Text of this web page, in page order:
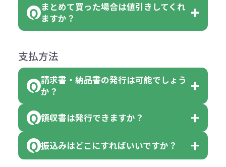
但し、ロゴなど名入れ印刷をされる
費用）
色指定できる商品に付きましては商
品詳細の購入の所で色が選べるよう
になっております。
クエアトート」を300個注文した場
クエアトート」は10個単位でしたら
色を指定出来るので、ピンクを100
個、ブルーを90個、イエローを110
【色指定の仕方】
●初期不良または不良品（破損、故
障）の場合
合
●名入れ、オリジナルの内容が異な
っていた場合
または返金にて対応させていただき
ます。
その際不良品については送料着払い
名入れありの場合の代金の計算方法
は下記の通りです。
計算例：
＜1色印刷の場合＞
（提供価格（商品代）+名入れ費用
（印刷代））×枚数+製版代
（提供価格（商品代）+名入れ費用
まとめて買った場合は値引きしてくれ
ますか？
商品によりますが、お見積もりさせ
ていただきます。
見積もりサポートから個別でお問い
支払方法
請求書・納品書の発行は可能でしょう
か？
会員様はマイページより各種帳票の
ダウンロードが可能です。
詳しくはこちらはご確認ください。
領収書は発行できますか？
会員様はマイページより各種帳票の
振込みはどこにすればいいですか？